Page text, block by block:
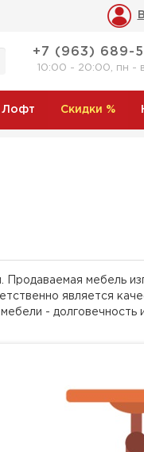
+7 (963) 689-
10:00 - 20:00, пн -
Лофт Скидки %
мебель
является
- долговечность